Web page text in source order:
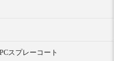
スプレーコート